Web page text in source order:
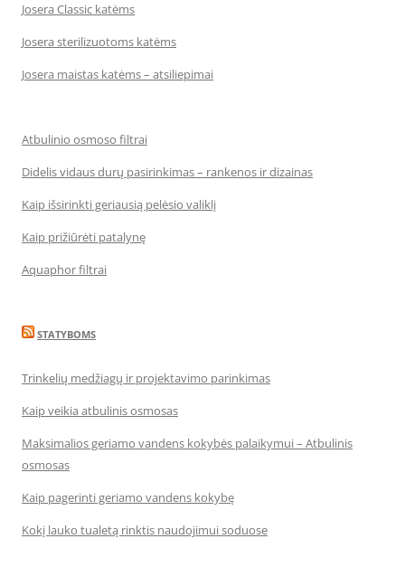
Josera Classic katėms
Josera sterilizuotoms katėms
Josera maistas katėms – atsiliepimai
Atbulinio osmoso filtrai
Didelis vidaus durų pasirinkimas – rankenos ir dizainas
Kaip išsirinkti geriausią pelėsio valiklį
Kaip prižiūrėti patalynę
Aquaphor filtrai
STATYBOMS
Trinkelių medžiagų ir projektavimo parinkimas
Kaip veikia atbulinis osmosas
Maksimalios geriamo vandens kokybės palaikymui – Atbulinis
osmosas
Kaip pagerinti geriamo vandens kokybę
Kokį lauko tualetą rinktis naudojimui soduose